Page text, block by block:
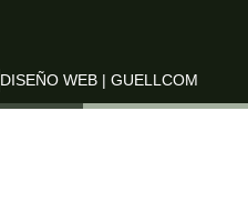
DISEÑO WEB | GUELLCOM